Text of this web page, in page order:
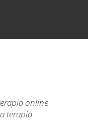
online
terapia